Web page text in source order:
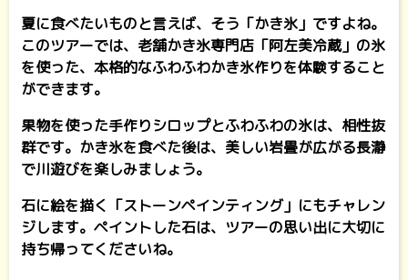
夏に食べたいものと言えば、そう「かき氷」ですよね。
このツアーでは、老舗かき氷専門店「阿左美冷蔵」の氷
を使った、本格的なふわふわかき氷作りを体験すること
ができます。
果物を使った手作りシロップとふわふわの氷は、相性抜
群です。かき氷を食べた後は、美しい岩畳が広がる長瀞
で川遊びを楽しみましょう。
石に絵を描く「ストーンペインティング」にもチャレン
ジします。ペイントした石は、ツアーの思い出に大切に
持ち帰ってくださいね。